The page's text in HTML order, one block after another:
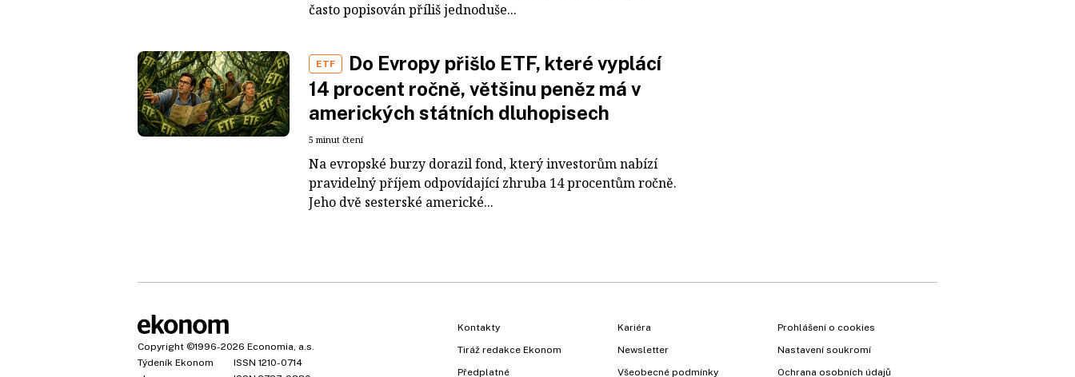
často popisován příliš jednoduše...
ETF
Do Evropy přišlo ETF, které vyplácí
14 procent ročně, většinu peněz má v
amerických státních dluhopisech
5 minut čtení
Na evropské burzy dorazil fond, který investorům nabízí
pravidelný příjem odpovídající zhruba 14 procentům ročně.
Jeho dvě sesterské americké...
Copyright ©1996-2026 Economia, a.s.
Týdeník Ekonom
ISSN 1210-0714
Kontakty
Tiráž redakce Ekonom
Předplatné
Kariéra
Newsletter
Všeobecné podmínky
Prohlášení o cookies
Nastavení soukromí
Ochrana osobních údajů